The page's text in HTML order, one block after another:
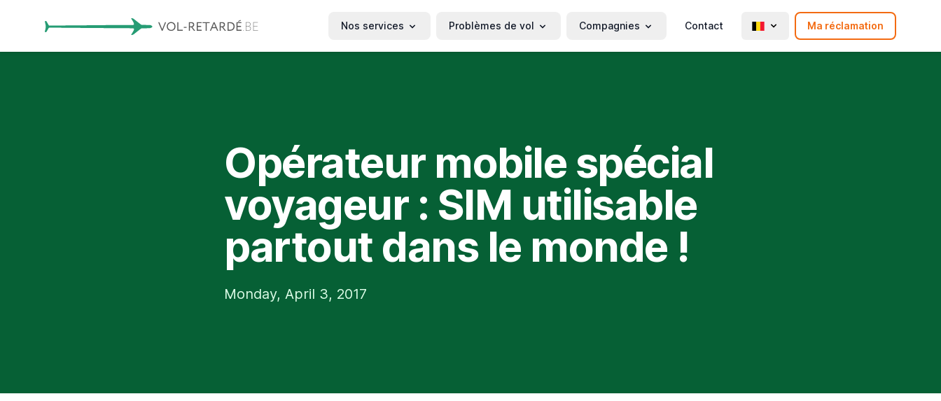
Nos services Problèmes de vol Compagnies Contact Ma réclamation
Opérateur mobile spécial
voyageur : SIM utilisable
partout dans le monde !
Monday, April 3, 2017